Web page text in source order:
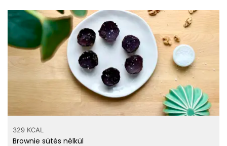
329 KCAL
Brownie sütés nélkül